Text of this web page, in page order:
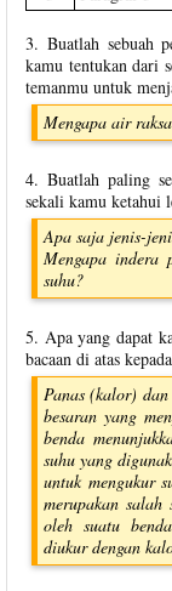
3. Buatlah sebuah
kamu tentukan dari
temanmu untuk
Mengapa air
4. Buatlah paling
sekali kamu ketahui
Apa saja jenis-
Mengapa indera
suhu?
5. Apa yang dapat
bacaan di atas
Panas (kalor)
besaran yang
benda
suhu yang
untuk mengukur
merupakan
oleh suatu
diukur dengan